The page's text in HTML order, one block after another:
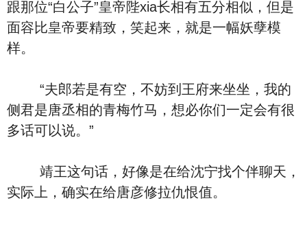
跟那位“白公子”皇帝陛xia长相有五分相似，但是
面容比皇帝要精致，笑起来，就是一幅妖孽模
样。
“夫郎若是有空，不妨到王府来坐坐，我的
侧君是唐丞相的青梅竹马，想必你们一定会有很
多话可以说。”
靖王这句话，好像是在给沈宁找个伴聊天，
实际上，确实在给唐彦修拉仇恨值。